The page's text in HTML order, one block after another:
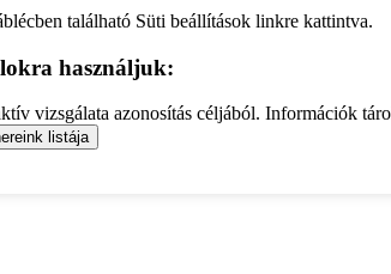
található Süti beállítások linkre kattintva.
használjuk:
vizsgálata azonosítás céljából. Információk
listája